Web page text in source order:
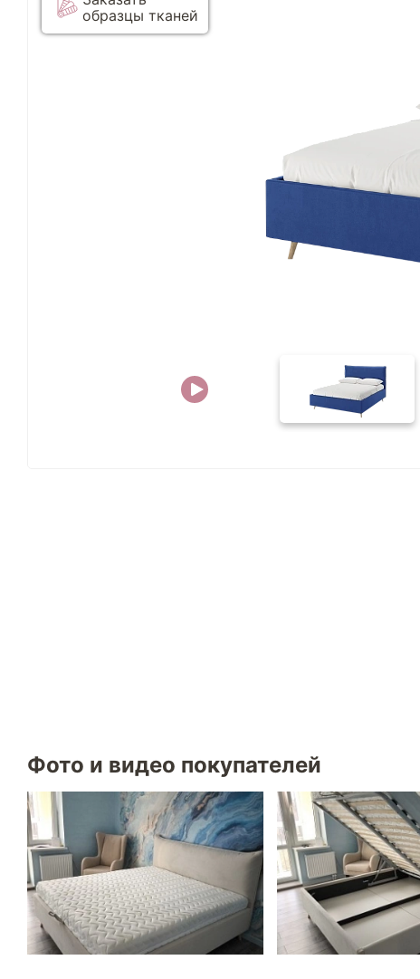
образцы тканей
Фото и видео покупателей